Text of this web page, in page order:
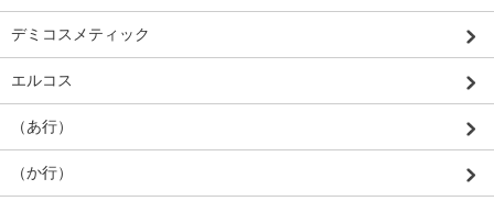
デミコスメティック
エルコス
（あ行）
（か行）